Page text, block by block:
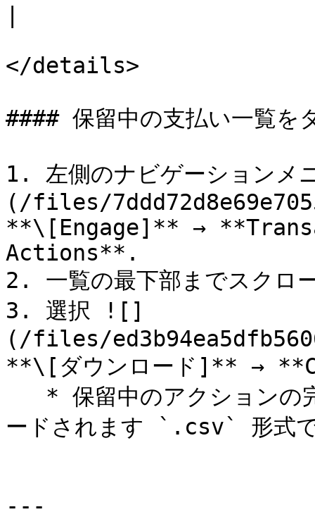
</details>
#### 保留中の支払い一覧を
1. 左側のナビゲーション
(/files/
**\[Engage]** →
Actions**.
2. 一覧の最下部までスクロ
3. 選択 ![]
(/files/
**\[ダウンロード]** →
ードされます `.csv` 形式で
---